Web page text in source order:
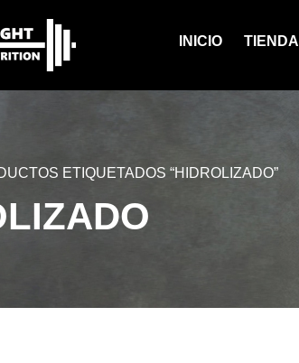
INICIO TIENDA
ETIQUETADOS “HIDROLIZADO”